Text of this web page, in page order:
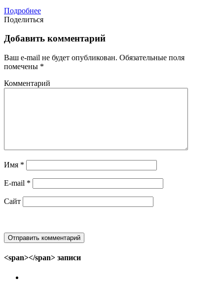
Подробнее
Поделиться
Добавить комментарий
Ваш e-mail не будет опубликован. Обязательные поля
помечены *
Комментарий
Имя *
E-mail *
Сайт
<span></span> записи